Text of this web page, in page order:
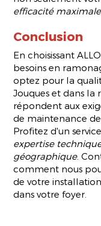
efficacité maximale
Conclusion
En choisissant
besoins en
optez pour la
Jouques et dans la
répondent aux
de maintenance
Profitez d'un
expertise
géographique.
comment nous
de votre
dans votre foyer.